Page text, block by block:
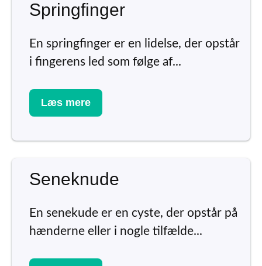
Springfinger
En springfinger er en lidelse, der opstår
i fingerens led som følge af...
Læs mere
Seneknude
En senekude er en cyste, der opstår på
hænderne eller i nogle tilfælde...